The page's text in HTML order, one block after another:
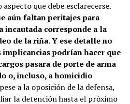
que debe esclarecerse.
aún faltan peritajes para
incautada corresponde a la
de la riña. Y ese detalle no
implicancias podrían hacer que
pasara de porte de arma
o, incluso, a homicidio
a la oposición de la defensa,
la detención hasta el próximo